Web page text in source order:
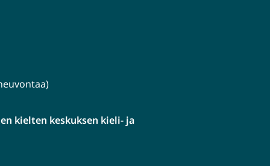
kielten keskuksen kieli- ja